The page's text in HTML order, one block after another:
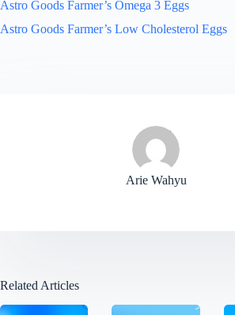
Astro Goods Farmer’s Omega 3 Eggs
Astro Goods Farmer’s Low Cholesterol Eggs
Arie Wahyu
Related Articles